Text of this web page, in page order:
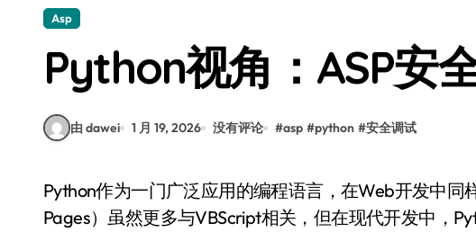
云计算弹性架构：智能资源调配揭秘
PHP进阶：机器学习赋能安全策略，智防注入攻克后
Asp
Python视角：ASP安
由 dawei 1 月 19, 2026 没有评论 #asp #python #安全调试
Python作为一门广泛应用的编程语言，在Web开发中同样占据重要地位。ASP（Active Server
Pages）虽然更多与VBScript相关，但在现代开发中，